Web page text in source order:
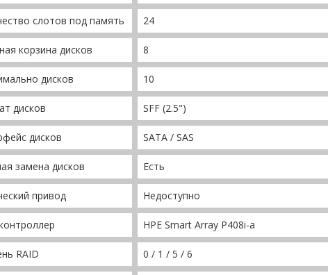
слотов под память 24
корзина дисков 8
дисков 10
дисков SFF (2.5")
дисков SATA / SAS
замена дисков Есть
привод Недоступно
HPE Smart Array P408i-a
RAID 0 / 1 / 5 / 6